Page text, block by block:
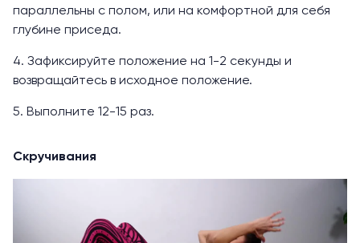
параллельны с полом, или на комфортной для себя
глубине приседа.
4. Зафиксируйте положение на 1-2 секунды и
возвращайтесь в исходное положение.
5. Выполните 12-15 раз.
Скручивания